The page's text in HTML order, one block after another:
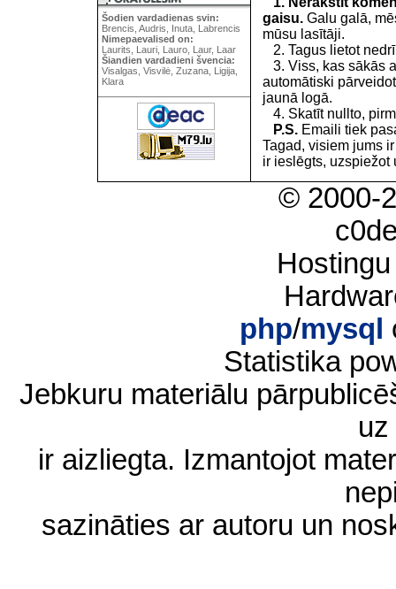
Šodien vardadienas svin:
Brencis, Audris, Inuta, Labrencis
Nimepaevalised on:
Laurits, Lauri, Lauro, Laur, Laar
Šiandien vardadieni švencia:
Visalgas, Visvilė, Zuzana, Ligija,
Klara
gaisu. Galu galā,
mūsu lasītāji.
2. Tagus lietot
3. Viss, kas sākās
automātiski
jaunā logā.
4. Skatīt nullto,
P.S. Emaili tiek
Tagad, visiem jums
ir ieslēgts, uzspiežot
© 2000-
php/mysql
Statistika
Jebkuru materiālu
ir aizliegta. Izmantojot
sazināties ar autoru un